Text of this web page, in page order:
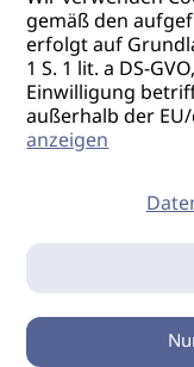
gemäß den
erfolgt auf
1 S. 1 lit. a DS-
Einwilligung
außerhalb der EU/
anzeigen